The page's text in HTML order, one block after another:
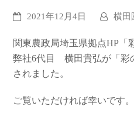
2021年12月4日 横田
関東農政局埼玉県拠点HP「
弊社6代目 横田貴弘が「
されました。
ご覧いただければ幸いです。